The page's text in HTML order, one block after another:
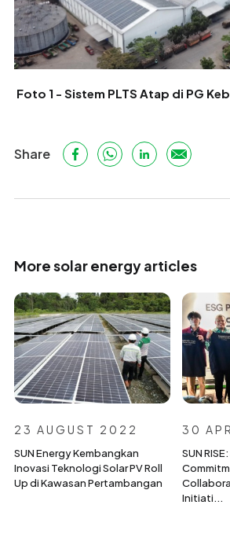
Foto 1 - Sistem PLTS Atap di PG
Share
More solar energy articles
23 AUGUST 2022
SUN Energy Kembangkan
Inovasi Teknologi Solar PV Roll
Up di Kawasan Pertambangan
30
SUN
Initiati...